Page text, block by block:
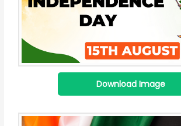
Download Image